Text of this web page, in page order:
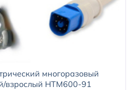
многоразовый
взрослый HTM600-91
давления (ИАД)